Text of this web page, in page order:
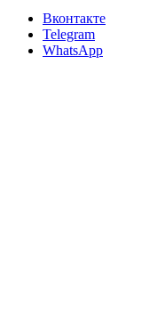
Вконтакте
Telegram
WhatsApp